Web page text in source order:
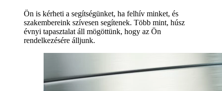
Ön is kérheti a segítségünket, ha felhív minket, és
szakembereink szívesen segítenek. Több mint, húsz
évnyi tapasztalat áll mögöttünk, hogy az Ön
rendelkezésére álljunk.